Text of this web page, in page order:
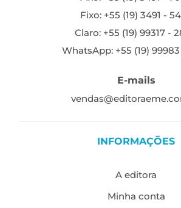
Fixo: +55 (19) 3491 -
Claro: +55 (19) 99317 -
WhatsApp: +55 (19)
E-mails
INFORMAÇÕES
A editora
Minha conta